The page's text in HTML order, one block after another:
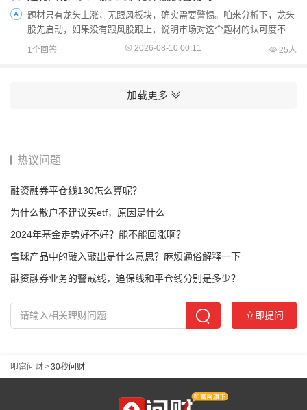
题材只有龙头上涨，无跟风板块，确实需要警惕。咱来分析下，龙头
股先启动，如果没有跟风股跟上，说明市场对这个题材的认可度不
高。当龙头股上涨到一定程度，没有跟风股支撑，它也很难继...
1个回答 2026-08-10 00:11 25人
加载更多
热议问题
融资融券平仓线130怎么算呢？
为什么散户不建议买etf，原因是什么
2024年基金走势好不好？能不能回涨啊？
雪球产品中的敲入敲出是什么意思？麻烦通俗解释一下
融资融券业务的警戒线，追保线和平仓线分别是多少？
立即提问
叩富问财>30秒问财